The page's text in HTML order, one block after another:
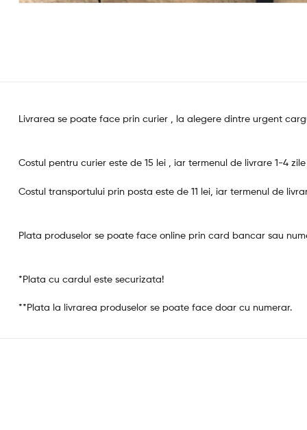
Livrarea se poate face prin curier , la alegere dintre urgent
Costul pentru curier este de 15 lei , iar termenul de livrare 1-4
Costul transportului prin posta este de 11 lei, iar termenul de
Plata produselor se poate face online prin card bancar sau
*Plata cu cardul este securizata!
**Plata la livrarea produselor se poate face doar cu numerar.